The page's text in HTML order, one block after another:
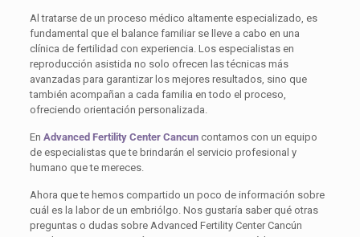
Al tratarse de un proceso médico altamente especializado, es
fundamental que el balance familiar se lleve a cabo en una
clínica de fertilidad con experiencia. Los especialistas en
reproducción asistida no solo ofrecen las técnicas más
avanzadas para garantizar los mejores resultados, sino que
también acompañan a cada familia en todo el proceso,
ofreciendo orientación personalizada.
En Advanced Fertility Center Cancuncontamos con un equipo
de especialistas que te brindarán el servicio profesional y
humano que te mereces.
Ahora que te hemos compartido un poco de información sobre
cuál es la labor de un embriólgo. Nos gustaría saber qué otras
preguntas o dudas sobre Advanced Fertility Center Cancún